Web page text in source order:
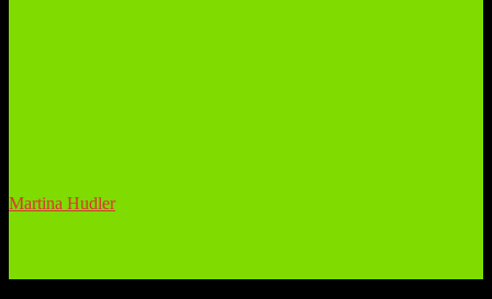
Martina Hudler